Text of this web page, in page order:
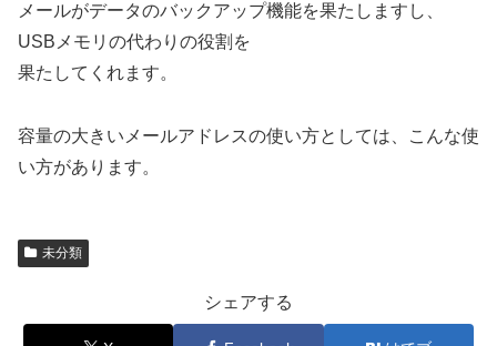
メールがデータのバックアップ機能を果たしますし、
USBメモリの代わりの役割を
果たしてくれます。
容量の大きいメールアドレスの使い方としては、こんな使
い方があります。
未分類
シェアする